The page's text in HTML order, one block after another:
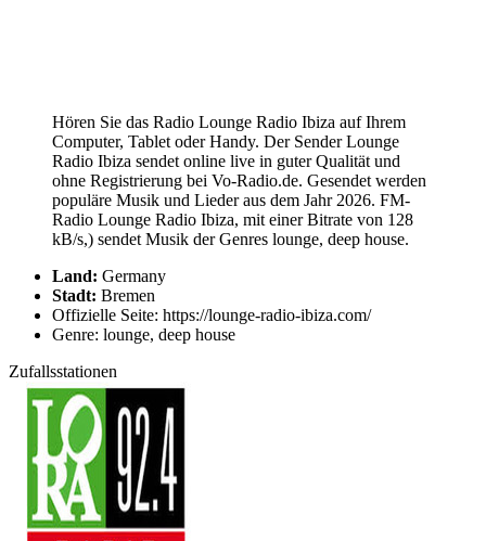
Hören Sie das Radio Lounge Radio Ibiza auf Ihrem
Computer, Tablet oder Handy. Der Sender Lounge
Radio Ibiza sendet online live in guter Qualität und
ohne Registrierung bei Vo-Radio.de. Gesendet werden
populäre Musik und Lieder aus dem Jahr 2026. FM-
Radio Lounge Radio Ibiza, mit einer Bitrate von 128
kB/s,) sendet Musik der Genres lounge, deep house.
Land: Germany
Stadt: Bremen
Offizielle Seite: https://lounge-radio-ibiza.com/
Genre: lounge, deep house
Zufallsstationen